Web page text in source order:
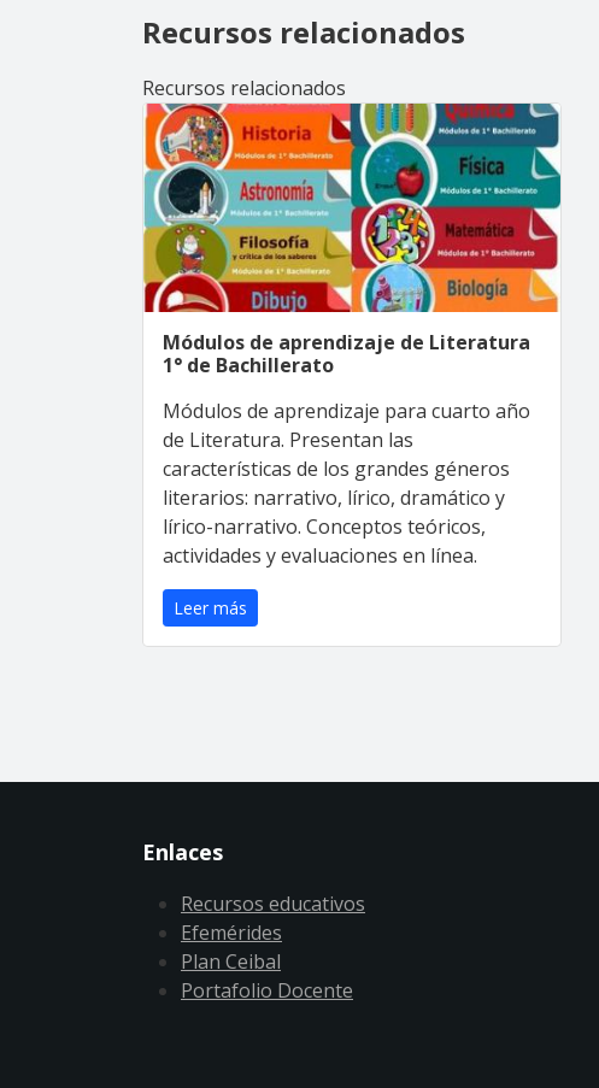
Recursos relacionados
Recursos relacionados
Módulos de aprendizaje de Literatura
1° de Bachillerato
Módulos de aprendizaje para cuarto año
de Literatura. Presentan las
características de los grandes géneros
literarios: narrativo, lírico, dramático y
lírico-narrativo. Conceptos teóricos,
actividades y evaluaciones en línea.
Leer más
Enlaces
Recursos educativos
Efemérides
Plan Ceibal
Portafolio Docente